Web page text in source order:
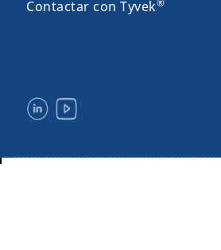
Contactar con Tyvek